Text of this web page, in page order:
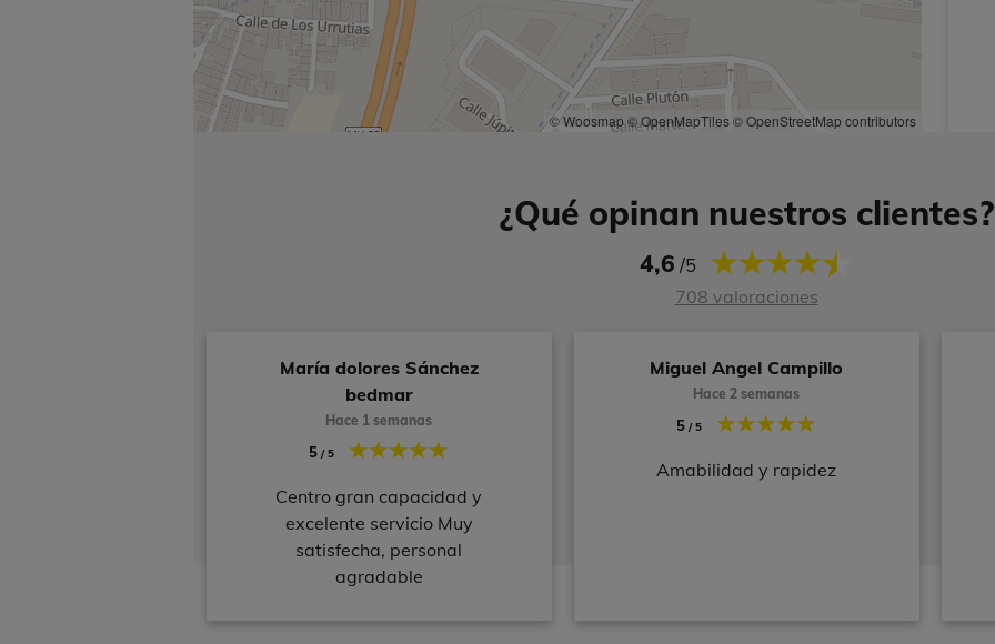
© Woosmap© OpenMapTiles© OpenStreetMap contributors
¿Qué opinan nuestros clientes?
4,6 /5
708 valoraciones
María dolores Sánchez
bedmar
Hace 1 semanas
5/ 5
Centro gran capacidad y
excelente servicio Muy
satisfecha, personal
agradable
Miguel Angel Campillo
Hace 2 semanas
5/ 5
Amabilidad y rapidez